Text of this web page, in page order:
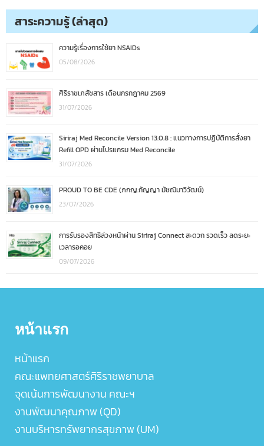
สาระความรู้ (ล่าสุด)
ความรู้เรื่องการใช้ยา NSAIDs
05/08/2026
ศิริราชเภสัชสาร เดือนกรกฎาคม 2569
31/07/2026
Siriraj Med Reconcile Version 13.0.8 : แนวทางการปฏิบัติการสั่งยา
Refill OPD ผ่านโปรแกรม Med Reconcile
31/07/2026
PROUD TO BE CDE (ภกญ.กัญญา มัชฌิมาวิวัฒน์)
23/07/2026
การรับรองสิทธิล่วงหน้าผ่าน Siriraj Connect สะดวก รวดเร็ว ลดระยะ
เวลารอคอย
09/07/2026
หน้าแรก
หน้าแรก
คณะแพทยศาสตร์ศิริราชพยาบาล
จุดเน้นการพัฒนางาน คณะฯ
งานพัฒนาคุณภาพ (QD)
งานบริหารทรัพยากรสุขภาพ (UM)